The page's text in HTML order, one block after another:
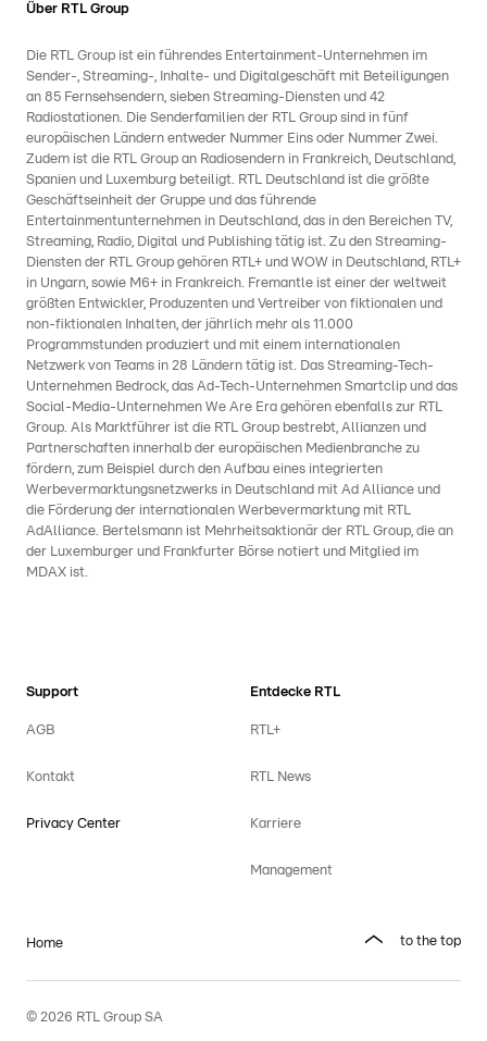
Über RTL Group
Die RTL Group ist ein führendes Entertainment-Unternehmen im
Sender-, Streaming-, Inhalte- und Digitalgeschäft mit Beteiligungen
an 85 Fernsehsendern, sieben Streaming-Diensten und 42
Radiostationen. Die Senderfamilien der RTL Group sind in fünf
europäischen Ländern entweder Nummer Eins oder Nummer Zwei.
Zudem ist die RTL Group an Radiosendern in Frankreich, Deutschland,
Spanien und Luxemburg beteiligt. RTL Deutschland ist die größte
Geschäftseinheit der Gruppe und das führende
Entertainmentunternehmen in Deutschland, das in den Bereichen TV,
Streaming, Radio, Digital und Publishing tätig ist. Zu den Streaming-
Diensten der RTL Group gehören RTL+ und WOW in Deutschland, RTL+
in Ungarn, sowie M6+ in Frankreich. Fremantle ist einer der weltweit
größten Entwickler, Produzenten und Vertreiber von fiktionalen und
non-fiktionalen Inhalten, der jährlich mehr als 11.000
Programmstunden produziert und mit einem internationalen
Netzwerk von Teams in 28 Ländern tätig ist. Das Streaming-Tech-
Unternehmen Bedrock, das Ad-Tech-Unternehmen Smartclip und das
Social-Media-Unternehmen We Are Era gehören ebenfalls zur RTL
Group. Als Marktführer ist die RTL Group bestrebt, Allianzen und
Partnerschaften innerhalb der europäischen Medienbranche zu
fördern, zum Beispiel durch den Aufbau eines integrierten
Werbevermarktungsnetzwerks in Deutschland mit Ad Alliance und
die Förderung der internationalen Werbevermarktung mit RTL
AdAlliance. Bertelsmann ist Mehrheitsaktionär der RTL Group, die an
der Luxemburger und Frankfurter Börse notiert und Mitglied im
MDAX ist.
Support
AGB
Kontakt
Privacy Center
Entdecke RTL
RTL+
RTL News
Karriere
Management
Home to the top
© 2026 RTL Group SA